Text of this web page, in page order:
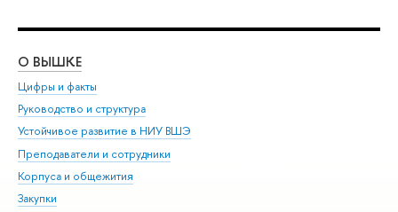
О ВЫШКЕ
Цифры и факты
Руководство и структура
Устойчивое развитие в НИУ ВШЭ
Преподаватели и сотрудники
Корпуса и общежития
Закупки